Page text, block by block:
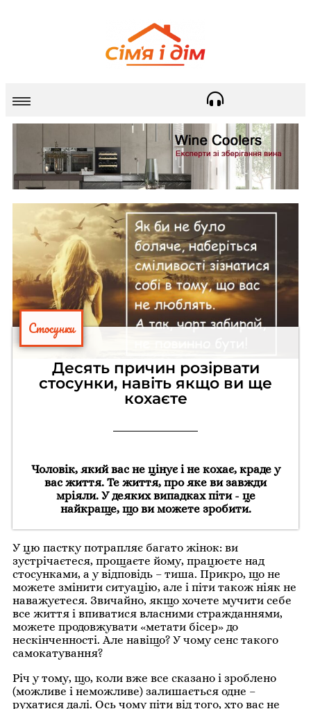
Стосунки
Десять причин розірвати
стосунки, навіть якщо ви ще
кохаєте
Чоловік, який вас не цінує і не кохає, краде у
вас життя. Те життя, про яке ви завжди
мріяли. У деяких випадках піти - це
найкраще, що ви можете зробити.
У цю пастку потрапляє багато жінок: ви
зустрічаєтеся, прощаєте йому, працюєте над
стосунками, а у відповідь – тиша. Прикро, що не
можете змінити ситуацію, але і піти також ніяк не
наважуєтеся. Звичайно, якщо хочете мучити себе
все життя і впиватися власними стражданнями,
можете продовжувати «метати бісер» до
нескінченності. Але навіщо? У чому сенс такого
самокатування?
Річ у тому, що, коли вже все сказано і зроблено
(можливе і неможливе) залишається одне –
рухатися далі. Ось чому піти від того, хто вас не